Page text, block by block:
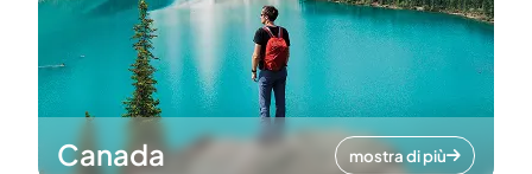
Canada mostra di più